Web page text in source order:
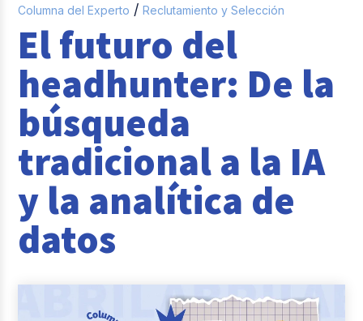
Pago de nómina
Buk
Transformación digital
Tendencias y Data
Reclutamiento y Selección
Casos de éxito
Columna del Experto
Columna del Experto /Reclutamiento y Selección
El futuro del
headhunter: De la
búsqueda
tradicional a la IA
y la analítica de
datos